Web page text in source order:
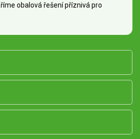
obalová řešení příznivá pro